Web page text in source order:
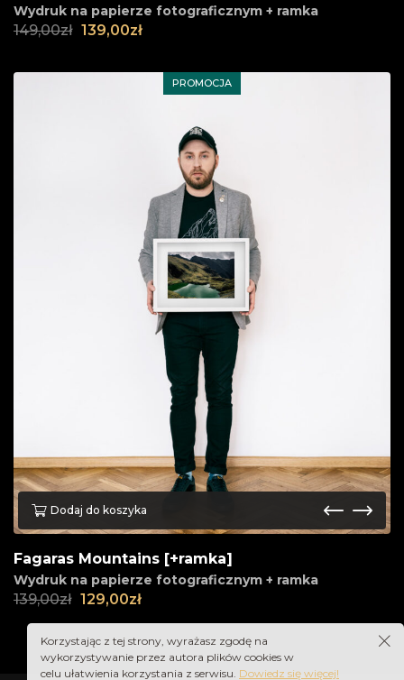
Wydruk na papierze fotograficznym + ramka
149,00zł 139,00zł
PROMOCJA
Dodaj do koszyka
Fagaras Mountains [+ramka]
Wydruk na papierze fotograficznym + ramka
139,00zł 129,00zł
Korzystając z tej strony, wyrażasz zgodę na
wykorzystywanie przez autora plików cookies w
celu ułatwienia korzystania z serwisu. Dowiedz się więcej!